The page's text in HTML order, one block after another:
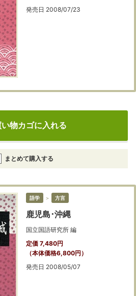
発売日 2008/07/23
い物カゴに入れる
まとめて購入する
語学 ＞ 方言
鹿児島･沖縄
国立国語研究所 編
定価 7,480円
（本体価格6,800円）
発売日 2008/05/07